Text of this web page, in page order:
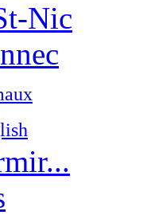
Nic